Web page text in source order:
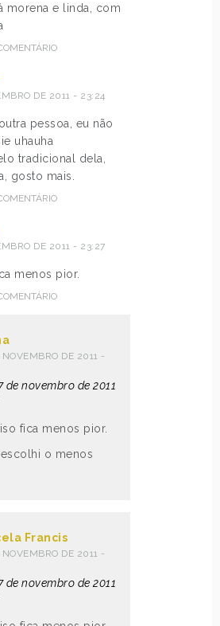
morena e linda, com
DE 2011 - 23:24
pessoa, eu não
uhauha
tradicional dela,
gosto mais.
DE 2011 - 23:27
menos pior.
NOVEMBRO DE 2011 -
de novembro de 2011
fica menos pior.
o menos
Francis
NOVEMBRO DE 2011 -
de novembro de 2011